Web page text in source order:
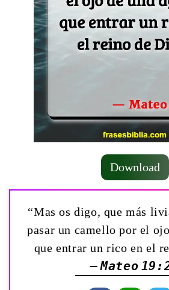
Download
“Mas os digo, que más
pasar un camello por el
que entrar un rico en el
— Mateo